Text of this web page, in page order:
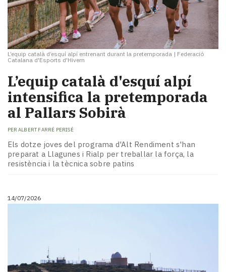
L’equip català d’esquí alpí entrenant durant la pretemporada | Federació
Catalana d'Esports d'Hivern
L’equip català d'esquí alpí
intensifica la pretemporada
al Pallars Sobirà
PER ALBERT FARRÉ PERISÉ
Els dotze joves del programa d'Alt Rendiment s'han
preparat a Llagunes i Rialp per treballar la força, la
resistència i la tècnica sobre patins
14/07/2026